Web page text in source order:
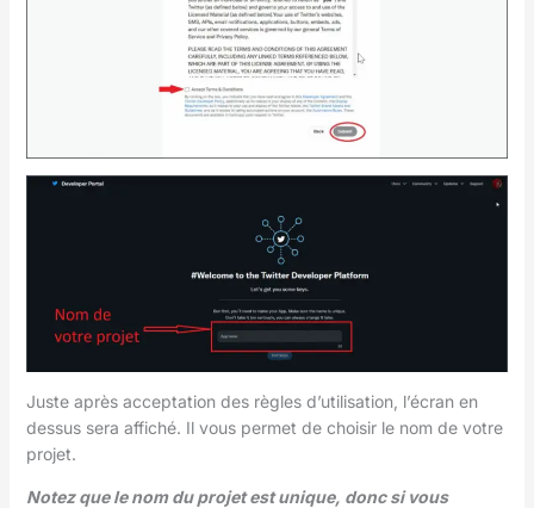
Juste après acceptation des règles d’utilisation, l’écran en
dessus sera affiché. Il vous permet de choisir le nom de votre
projet.
Notez que le nom du projet est unique, donc si vous